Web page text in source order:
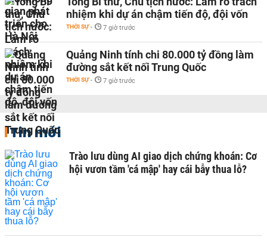
nhiệm khi dự án chậm tiến độ, đội vốn
THỜI SỰ - 7 giờ trước
Quảng Ninh tính chi 80.000 tỷ đồng làm
đường sắt kết nối Trung Quốc
THỜI SỰ - 7 giờ trước
Tin mới
Trào lưu dùng AI giao dịch chứng khoán: Cơ
hội vươn tầm 'cá mập' hay cái bẫy thua lỗ?